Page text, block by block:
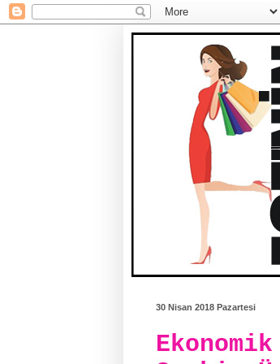
30 Nisan 2018 Pazartesi